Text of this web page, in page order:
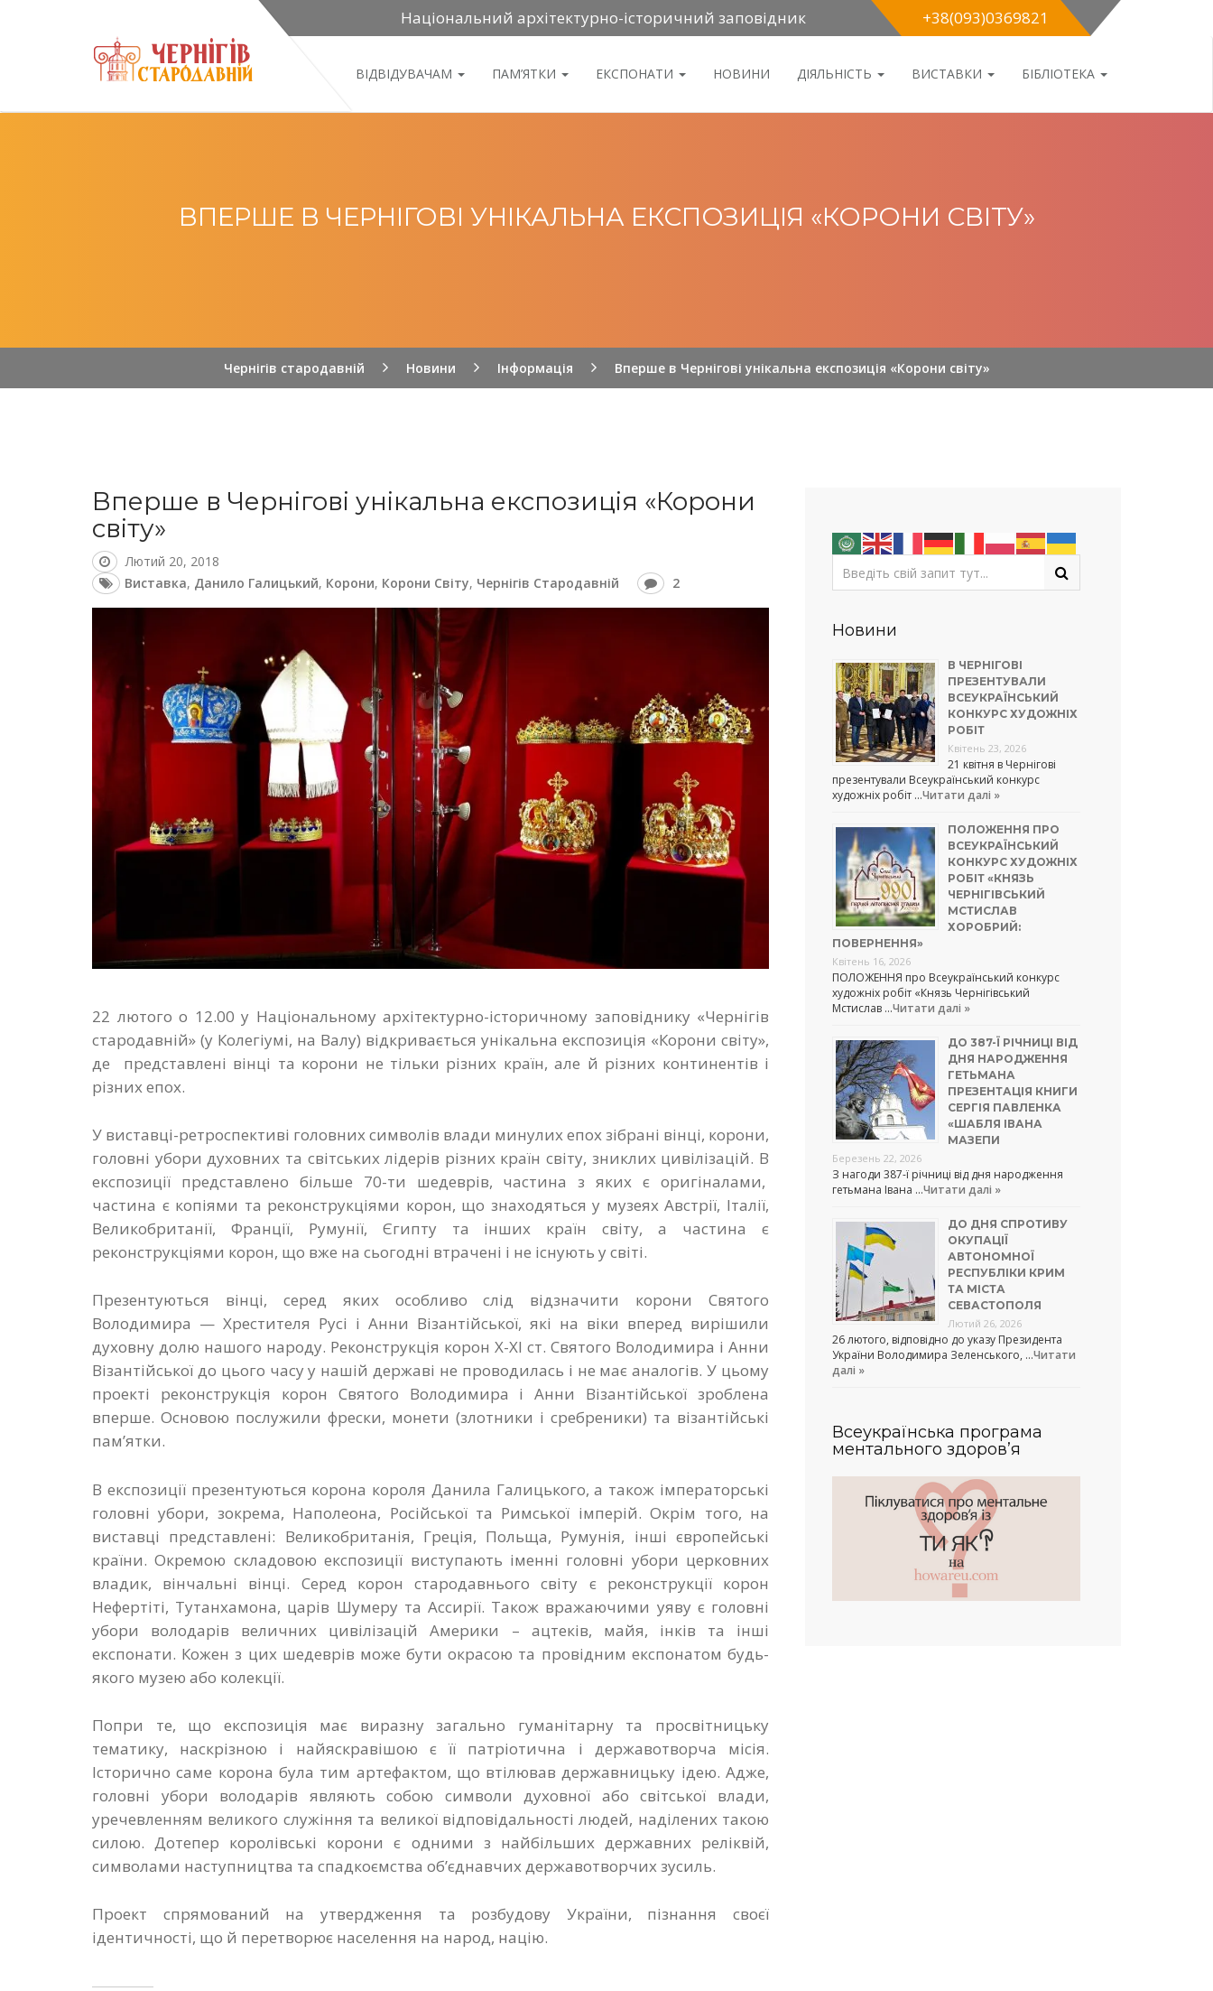
Національний архітектурно-історичний заповідник +38(093)0369821
ВІДВІДУВАЧАМ ПАМ’ЯТКИ ЕКСПОНАТИ НОВИНИ ДІЯЛЬНІСТЬ ВИСТАВКИ БІБЛІОТЕКА
ВПЕРШЕ В ЧЕРНІГОВІ УНІКАЛЬНА ЕКСПОЗИЦІЯ «КОРОНИ СВІТУ»
Чернігів стародавній Новини Інформація Вперше в Чернігові унікальна експозиція «Корони світу»
Вперше в Чернігові унікальна експозиція «Корони
світу»
Лютий 20, 2018
Виставка, Данило Галицький, Корони, Корони Світу, Чернігів Стародавній 2
22 лютого о 12.00 у Національному архітектурно-історичному заповіднику «Чернігів
стародавній» (у Колегіумі, на Валу) відкривається унікальна експозиція «Корони світу»,
де представлені вінці та корони не тільки різних країн, але й різних континентів і
різних епох.
У виставці-ретроспективі головних символів влади минулих епох зібрані вінці, корони,
головні убори духовних та світських лідерів різних країн світу, зниклих цивілізацій. В
експозиції представлено більше 70-ти шедеврів, частина з яких є оригіналами,
частина є копіями та реконструкціями корон, що знаходяться у музеях Австрії, Італії,
Великобританії, Франції, Румунії, Єгипту та інших країн світу, а частина є
реконструкціями корон, що вже на сьогодні втрачені і не існують у світі.
Презентуються вінці, серед яких особливо слід відзначити корони Святого
Володимира — Хрестителя Русі і Анни Візантійської, які на віки вперед вирішили
духовну долю нашого народу. Реконструкція корон X-XI ст. Святого Володимира і Анни
Візантійської до цього часу у нашій державі не проводилась і не має аналогів. У цьому
проекті реконструкція корон Святого Володимира і Анни Візантійської зроблена
вперше. Основою послужили фрески, монети (злотники і сребреники) та візантійські
пам’ятки.
В експозиції презентуються корона короля Данила Галицького, а також імператорські
головні убори, зокрема, Наполеона, Російської та Римської імперій. Окрім того, на
виставці представлені: Великобританія, Греція, Польща, Румунія, інші європейські
країни. Окремою складовою експозиції виступають іменні головні убори церковних
владик, вінчальні вінці. Серед корон стародавнього світу є реконструкції корон
Нефертіті, Тутанхамона, царів Шумеру та Ассирії. Також вражаючими уяву є головні
убори володарів величних цивілізацій Америки – ацтеків, майя, інків та інші
експонати. Кожен з цих шедеврів може бути окрасою та провідним експонатом будь-
якого музею або колекції.
Попри те, що експозиція має виразну загально гуманітарну та просвітницьку
тематику, наскрізною і найяскравішою є її патріотична і державотворча місія.
Історично саме корона була тим артефактом, що втілював державницьку ідею. Адже,
головні убори володарів являють собою символи духовної або світської влади,
уречевленням великого служіння та великої відповідальності людей, наділених такою
силою. Дотепер королівські корони є одними з найбільших державних реліквій,
символами наступництва та спадкоємства об’єднавчих державотворчих зусиль.
Проект спрямований на утвердження та розбудову України, пізнання своєї
ідентичності, що й перетворює населення на народ, націю.
Новини
В ЧЕРНІГОВІ
ПРЕЗЕНТУВАЛИ
ВСЕУКРАЇНСЬКИЙ
КОНКУРС ХУДОЖНІХ
РОБІТ
Квітень 23, 2026
21 квітня в Чернігові
презентували Всеукраїнський конкурс
художніх робіт …Читати далі »
ПОЛОЖЕННЯ ПРО
ВСЕУКРАЇНСЬКИЙ
КОНКУРС ХУДОЖНІХ
РОБІТ «КНЯЗЬ
ЧЕРНІГІВСЬКИЙ
МСТИСЛАВ
ХОРОБРИЙ:
ПОВЕРНЕННЯ»
Квітень 16, 2026
ПОЛОЖЕННЯ про Всеукраїнський конкурс
художніх робіт «Князь Чернігівський
Мстислав …Читати далі »
ДО 387-Ї РІЧНИЦІ ВІД
ДНЯ НАРОДЖЕННЯ
ГЕТЬМАНА
ПРЕЗЕНТАЦІЯ КНИГИ
СЕРГІЯ ПАВЛЕНКА
«ШАБЛЯ ІВАНА
МАЗЕПИ
Березень 22, 2026
З нагоди 387-ї річниці від дня народження
гетьмана Івана …Читати далі »
ДО ДНЯ СПРОТИВУ
ОКУПАЦІЇ
АВТОНОМНОЇ
РЕСПУБЛІКИ КРИМ
ТА МІСТА
СЕВАСТОПОЛЯ
Лютий 26, 2026
26 лютого, відповідно до указу Президента
України Володимира Зеленського, …Читати
далі »
Всеукраїнська програма
ментального здоров’я